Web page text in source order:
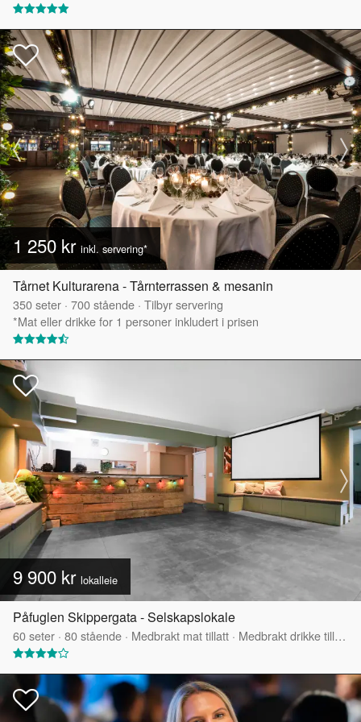
1 250 kr inkl. servering*
Tårnet Kulturarena - Tårnterrassen & mesanin
350seter · 700stående · Tilbyr servering
*Mat eller drikke for 1 personer inkludert i prisen
9 900 kr lokalleie
Påfuglen Skippergata - Selskapslokale
60seter · 80stående · Medbrakt mat tillatt · Medbrakt drikke tillatt